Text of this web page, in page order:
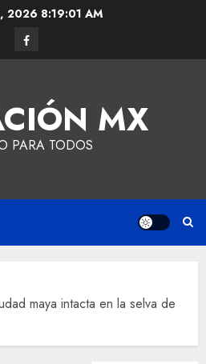
2026 8:19:02 AM
MX
PARA TODOS
maya intacta en la selva de